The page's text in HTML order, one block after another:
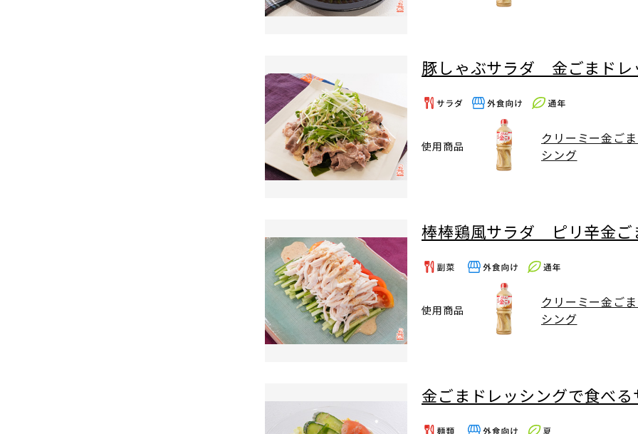
豚しゃぶサラダ 金ごまドレ
使用商品
クリーミー金ご
シング
棒棒鶏風サラダ ピリ辛金ご
使用商品
クリーミー金ご
シング
金ごまドレッシングで食べ